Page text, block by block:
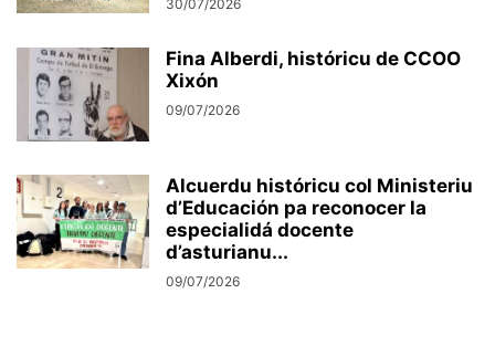
30/07/2026
Fina Alberdi, históricu de CCOO
Xixón
09/07/2026
Alcuerdu históricu col Ministeriu
d’Educación pa reconocer la
especialidá docente
d’asturianu...
09/07/2026